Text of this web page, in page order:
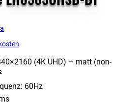
(4K UHD) – matt (non-
60Hz